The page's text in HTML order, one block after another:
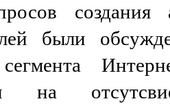
создания
были
на